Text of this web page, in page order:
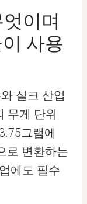
이며
사용
실크 산업
무게 단위
그램에
로 변환하는
에도 필수